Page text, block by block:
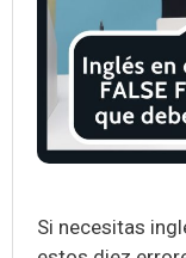
Si necesitas